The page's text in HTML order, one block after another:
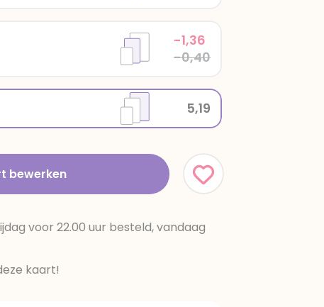
5,19
-1,36
-0,40
bewerken
voor 22.00 uur besteld, vandaag
kaart!